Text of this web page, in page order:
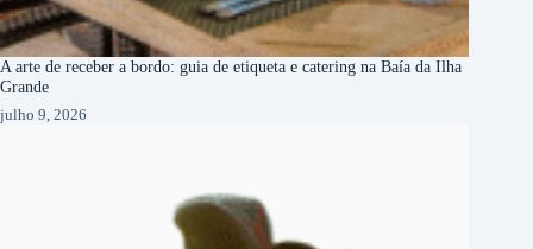
A arte de receber a bordo: guia de etiqueta e catering na Baía da Ilha
Grande
julho 9, 2026